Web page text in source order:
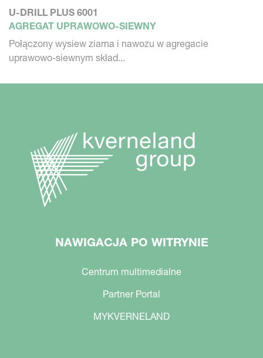
U-DRILL PLUS 6001
AGREGAT UPRAWOWO-SIEWNY
Połączony wysiew ziarna i nawozu w agregacie
uprawowo-siewnym skład...
NAWIGACJA PO WITRYNIE
Centrum multimedialne
Partner Portal
MYKVERNELAND